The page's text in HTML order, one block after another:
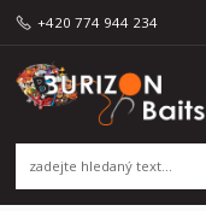
+420 774 944 234